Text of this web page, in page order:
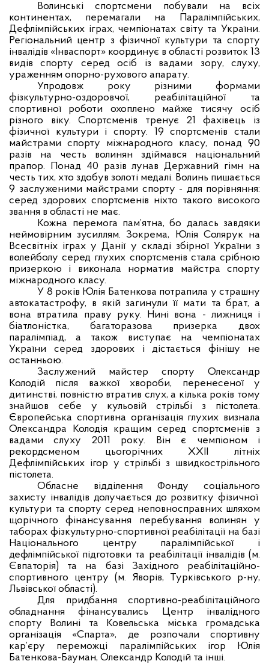
Волинські спортсмени побували на всіх
континентах, перемагали на Паралімпійських,
Дефлімпійських іграх, чемпіонатах світу та України.
Регіональний центр з фізичної культури та спорту
інвалідів «Інваспорт» координує в області розвиток 13
видів спорту серед осіб із вадами зору, слуху,
ураженням опорно-рухового апарату.
Упродовж року різними формами
фізкультурно-оздоровчої, реабілітаційної та
спортивної роботи охоплено майже тисячу осіб
різного віку. Спортсменів тренує 21 фахівець із
фізичної культури і спорту. 19 спортсменів стали
майстрами спорту міжнародного класу, понад 90
разів на честь волинян здіймався національний
прапор. Понад 40 разів лунав Державний гімн на
честь тих, хто здобув золоті медалі. Волинь пишається
9 заслуженими майстрами спорту - для порівняння:
серед здорових спортсменів ніхто такого високого
звання в області не має.
Кожна перемога пам’ятна, бо далась завдяки
неймовірним зусиллям. Зокрема, Юлія Солярук на
Всесвітніх іграх у Данії у складі збірної України з
волейболу серед глухих спортсменів стала срібною
призеркою і виконала норматив майстра спорту
міжнародного класу.
У 8 років Юлія Батенкова потрапила у страшну
автокатастрофу, в якій загинули її мати та брат, а
вона втратила праву руку. Нині вона - лижниця і
біатлоністка, багаторазова призерка двох
паралімпіад, а також виступає на чемпіонатах
України серед здорових і дістається фінішу не
останньою.
Заслужений майстер спорту Олександр
Колодій після важкої хвороби, перенесеної у
дитинстві, повністю втратив слух, а кілька років тому
знайшов себе у кульовій стрільбі з пістолета.
Європейська спортивна організація глухих визнала
Олександра Колодія кращим серед спортсменів з
вадами слуху 2011 року. Він є чемпіоном і
рекордсменом цьогорічних ХХІІ літніх
Дефлімпійських ігор у стрільбі з швидкострільного
пістолета.
Обласне відділення Фонду соціального
захисту інвалідів долучається до розвитку фізичної
культури та спорту серед неповносправних шляхом
щорічного фінансування перебування волинян у
таборах фізкультурно-спортивної реабілітації на базі
Національного центру паралімпійської і
дефлімпійської підготовки та реабілітації інвалідів (м.
Євпаторія) та на базі Західного реабілітаційно-
спортивного центру (м. Яворів, Турківського р-ну,
Львівської області).
Для придбання спортивно-реабілітаційного
обладнання фінансувались Центр інвалідного
спорту Волині та Ковельська міська громадська
організація «Спарта», де розпочали спортивну
кар’єру переможці паралімпійських ігор Юлія
Батенкова-Бауман, Олександр Колодій та інші.